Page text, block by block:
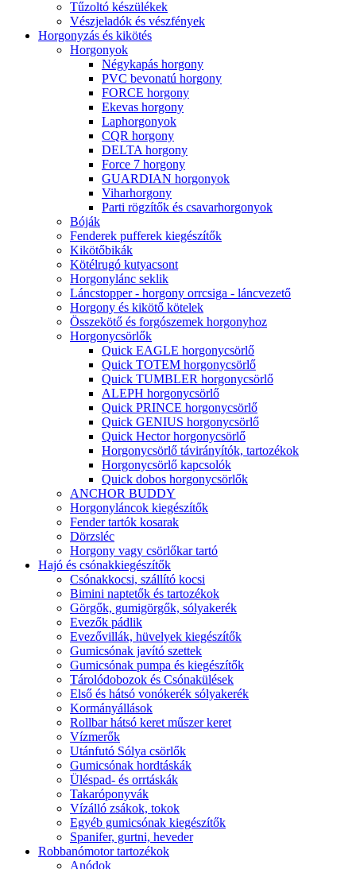
Tűzoltó készülékek
Vészjeladók és vészfények
Horgonyzás és kikötés
Horgonyok
Négykapás horgony
PVC bevonatú horgony
FORCE horgony
Ekevas horgony
Laphorgonyok
CQR horgony
DELTA horgony
Force 7 horgony
GUARDIAN horgonyok
Viharhorgony
Parti rögzítők és csavarhorgonyok
Bóják
Fenderek pufferek kiegészítők
Kikötőbikák
Kötélrugó kutyacsont
Horgonylánc seklik
Láncstopper - horgony orrcsiga - láncvezető
Horgony és kikötő kötelek
Összekötő és forgószemek horgonyhoz
Horgonycsörlők
Quick EAGLE horgonycsörlő
Quick TOTEM horgonycsörlő
Quick TUMBLER horgonycsörlő
ALEPH horgonycsörlő
Quick PRINCE horgonycsörlő
Quick GENIUS horgonycsörlő
Quick Hector horgonycsörlő
Horgonycsörlő távirányítók, tartozékok
Horgonycsörlő kapcsolók
Quick dobos horgonycsörlők
ANCHOR BUDDY
Horgonyláncok kiegészítők
Fender tartók kosarak
Dörzsléc
Horgony vagy csörlőkar tartó
Hajó és csónakkiegészítők
Csónakkocsi, szállító kocsi
Bimini naptetők és tartozékok
Görgők, gumigörgők, sólyakerék
Evezők pádlik
Evezővillák, hüvelyek kiegészítők
Gumicsónak javító szettek
Gumicsónak pumpa és kiegészítők
Tárolódobozok és Csónakülések
Első és hátsó vonókerék sólyakerék
Kormányállások
Rollbar hátsó keret műszer keret
Vízmerők
Utánfutó Sólya csörlők
Gumicsónak hordtáskák
Üléspad- és orrtáskák
Takaróponyvák
Vízálló zsákok, tokok
Egyéb gumicsónak kiegészítők
Spanifer, gurtni, heveder
Robbanómotor tartozékok
Anódok